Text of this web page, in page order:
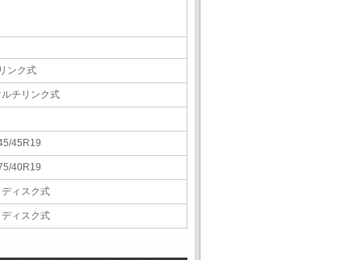
ンク式
チリンク式
45R19
40R19
ィスク式
ィスク式